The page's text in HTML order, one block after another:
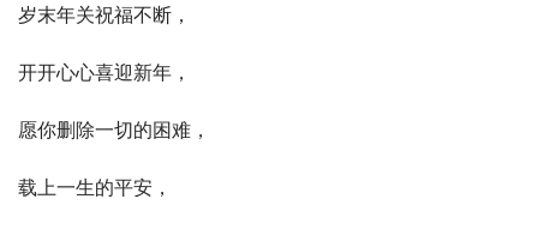
岁末年关祝福不断，
开开心心喜迎新年，
愿你删除一切的困难，
载上一生的平安，